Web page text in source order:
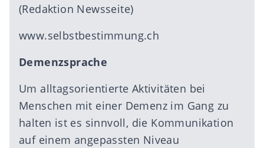
(Redaktion Newsseite)
www.selbstbestimmung.ch
Demenzsprache
Um alltagsorientierte Aktivitäten bei
Menschen mit einer Demenz im Gang zu
halten ist es sinnvoll, die Kommunikation
auf einem angepassten Niveau